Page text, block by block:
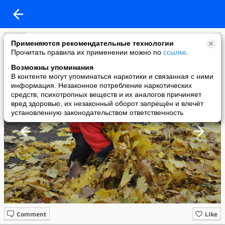
Применяются рекомендательные технологии
Прочитать правила их применении можно по ссылке
Возможны упоминания
В контенте могут упоминаться наркотики и связанная с ними
информация. Незаконное потребление наркотических
средств, психотропных веществ и их аналогов причиняет
вред здоровью, их незаконный оборот запрещён и влечёт
установленную законодательством ответственность
Виктория Квитко
added a photo
25 Nov в 20:31
Like
Comment